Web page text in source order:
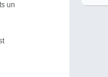
un